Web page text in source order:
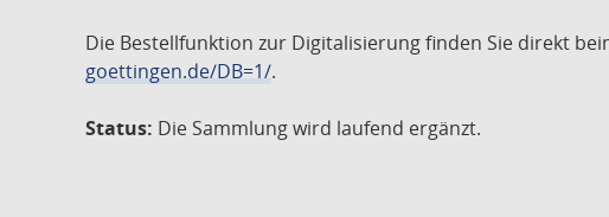
Die Bestellfunktion zur Digitalisierung finden Sie direkt
goettingen.de/DB=1/.
Status: Die Sammlung wird laufend ergänzt.